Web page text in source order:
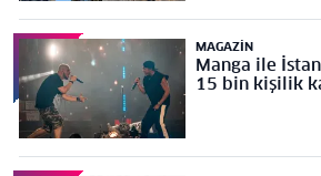
MAGAZIN
Manga ile
15 bin kişilik